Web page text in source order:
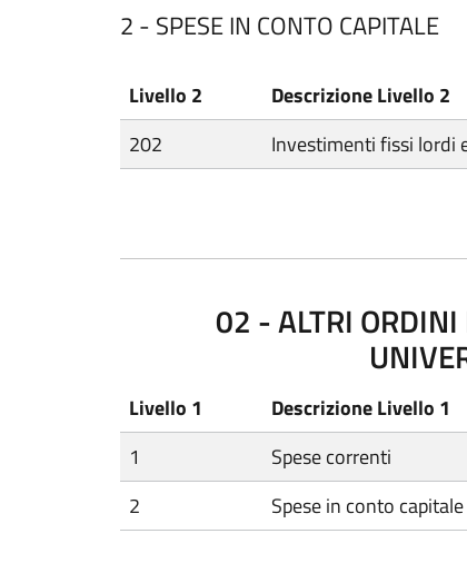
2 - SPESE IN CONTO CAPITALE
Livello 2 Descrizione Livello 2
202
Investimenti fissi lordi
02 - ALTRI
Livello 1 Descrizione Livello 1
1
Spese correnti
2
Spese in conto capitale